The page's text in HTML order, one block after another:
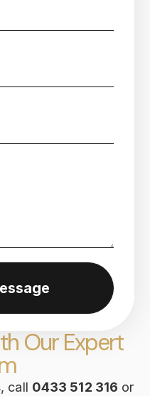
Our Expert
call 0433 512 316 or